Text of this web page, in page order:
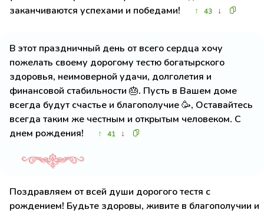
заканчиваются успехами и победами!
↑ 43 ↓
В этот праздничный день от всего сердца хочу
пожелать своему дорогому тестю богатырского
здоровья, неимоверной удачи, долголетия и
финансовой стабильности 🎂. Пусть в Вашем доме
всегда будут счастье и благополучие 🥳, Оставайтесь
всегда таким же честным и открытым человеком. С
днем рождения!
↑ 41 ↓
Поздравляем от всей души дорогого тестя с
рождением! Будьте здоровы, живите в благополучии и